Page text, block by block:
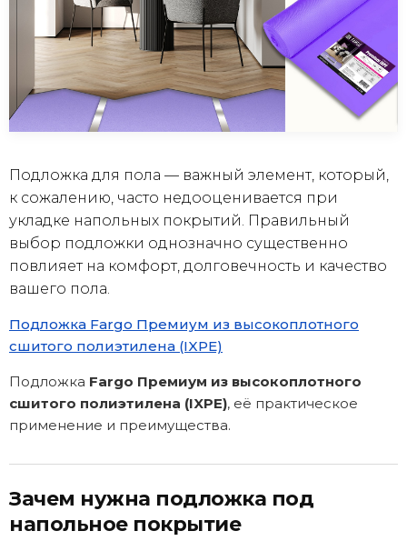
Подложка для пола — важный элемент, который,
к сожалению, часто недооценивается при
укладке напольных покрытий. Правильный
выбор подложки однозначно существенно
повлияет на комфорт, долговечность и качество
вашего пола.
Подложка Fargo Премиум из высокоплотного
сшитого полиэтилена (IXPE)
Подложка Fargo Премиум из высокоплотного
сшитого полиэтилена (IXPE), её практическое
применение и преимущества.
Зачем нужна подложка под
напольное покрытие